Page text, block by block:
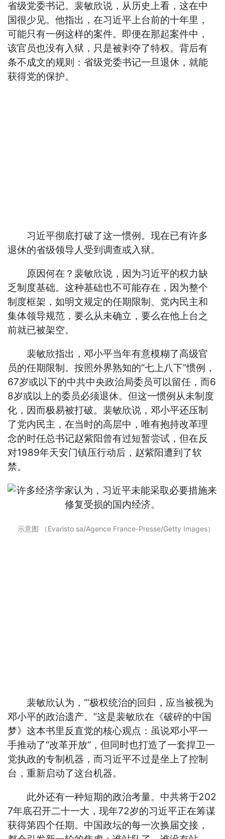
省级党委书记。裴敏欣说，从历史上看，这在中
国很少见。他指出，在习近平上台前的十年里，
可能只有一例这样的案件。即便在那起案件中，
该官员也没有入狱，只是被剥夺了特权。背后有
条不成文的规则：省级党委书记一旦退休，就能
获得党的保护。
习近平彻底打破了这一惯例。现在已有许多
退休的省级领导人受到调查或入狱。
原因何在？裴敏欣说，因为习近平的权力缺
乏制度基础。这种基础也不可能存在，因为整个
制度框架，如明文规定的任期限制、党内民主和
集体领导规范，要么从未确立，要么在他上台之
前就已被架空。
裴敏欣指出，邓小平当年有意模糊了高级官
员的任期限制。按照外界熟知的“七上八下”惯例，
67岁或以下的中共中央政治局委员可以留任，而6
8岁或以上的委员必须退休。但这一惯例从未制度
化，因而极易被打破。裴敏欣说，邓小平还压制
了党内民主，在当时的高层中，唯有抱持改革理
念的时任总书记赵紫阳曾有过短暂尝试，但在反
对1989年天安门镇压行动后，赵紫阳遭到了软
禁。
示意图 （Evaristo sa/Agence France-Presse/Getty Images）
裴敏欣认为，“‘极权统治的回归，应当被视为
邓小平的政治遗产。”这是裴敏欣在《破碎的中国
梦》这本书里反直觉的核心观点：虽说邓小平一
手推动了“改革开放”，但同时也打造了一套捍卫一
党执政的专制机器，而习近平不过是坐上了控制
台，重新启动了这台机器。
此外还有一种短期的政治考量。中共将于202
7年底召开二十一大，现年72岁的习近平正在筹谋
获得第四个任期。中国政坛的每一次换届交接，